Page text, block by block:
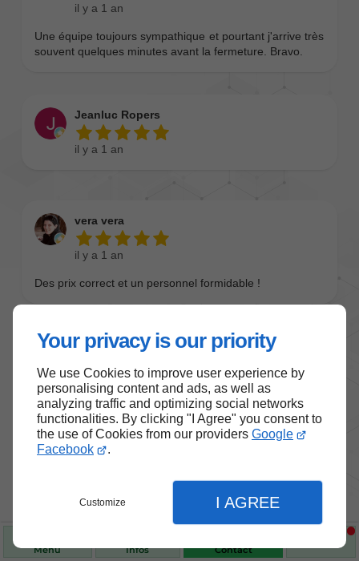
Your privacy is our priority
We use Cookies to improve user experience by
personalising content and ads, as well as
analyzing traffic and optimizing social networks
functionalities. By clicking "I Agree" you consent to
the use of Cookies from our providers Google
Facebook
.
Customize I AGREE
Menu Infos Contact
Nos produits de santé et de